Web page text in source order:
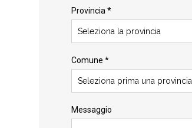
Provincia *
Seleziona la provincia
Comune *
Seleziona prima una provincia
Messaggio